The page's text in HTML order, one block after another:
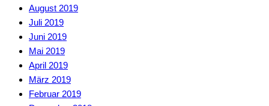
August 2019
Juli 2019
Juni 2019
Mai 2019
April 2019
März 2019
Februar 2019